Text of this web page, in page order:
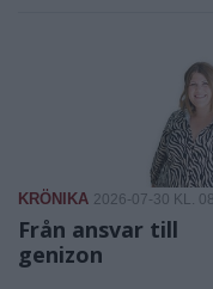
KRÖNIKA 2026-07-30 KL.
Från ansvar till
genizon